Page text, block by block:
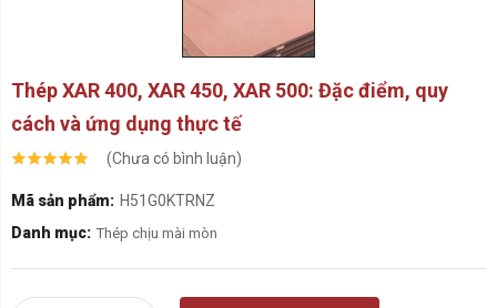
Thép XAR 400, XAR 450, XAR 500: Đặc điểm, quy
cách và ứng dụng thực tế
(Chưa có bình luận)
Mã sản phẩm: H51G0KTRNZ
Danh mục: Thép chịu mài mòn